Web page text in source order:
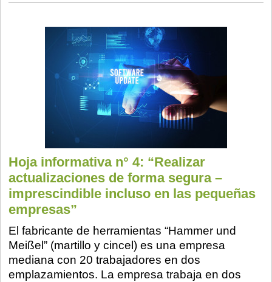
Hoja informativa n° 4: “Realizar
actualizaciones de forma segura –
imprescindible incluso en las pequeñas
empresas”
El fabricante de herramientas “Hammer und
Meißel” (martillo y cincel) es una empresa
mediana con 20 trabajadores en dos
emplazamientos. La empresa trabaja en dos